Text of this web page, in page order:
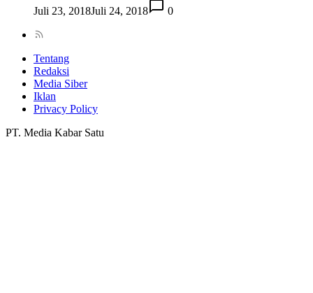
Juli 23, 2018Juli 24, 2018 0
Tentang
Redaksi
Media Siber
Iklan
Privacy Policy
PT. Media Kabar Satu